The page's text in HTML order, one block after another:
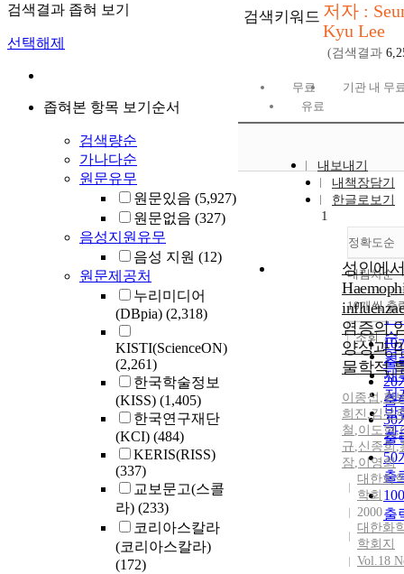
검색결과 좁혀 보기
선택해제
좁혀본 항목 보기순서
검색량순
가나다순
원문유무
원문있음 (5,927)
원문없음 (327)
음성지원유무
음성 지원 (12)
원문제공처
누리미디어
(DBpia) (2,318)
KISTI(ScienceON)
(2,261)
한국학술정보
(KISS) (1,405)
한국연구재단
(KCI) (484)
KERIS(RISS)
(337)
교보문고(스콜
라) (233)
코리아스칼라
(코리아스칼라)
(172)
검색키워드 저자 :
Kyu Lee
(검색결과
무료
기관 내 무
유료
내보내기
내책장담기
한글로보기
정확도순
정
순
인
순
연
제
저
발
관
내림차순
내
10개씩 출
10
출
20
출
30
출
50
출
출
조회
1
성인에서
염증의
양상과
물학적
이종섭 ,황
희진 ,김우
철 ,이도현,
규,신종희,
잠,이영희
대한화
학회
2000
대한화
학회지
Vol.18